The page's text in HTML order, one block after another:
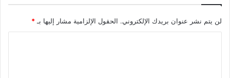
لن يتم نشر عنوان بريدك الإلكتروني. الحقول الإلزامية مشار إليها بـ*